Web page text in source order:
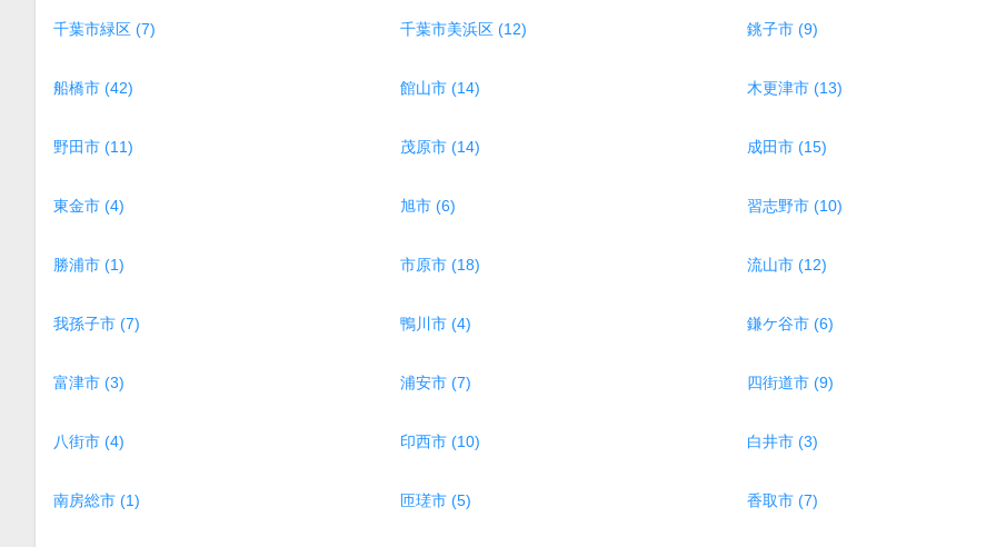
千葉市緑区 (7) 千葉市美浜区 (12) 銚子市 (9)
船橋市 (42) 館山市 (14) 木更津市 (13)
野田市 (11) 茂原市 (14) 成田市 (15)
東金市 (4) 旭市 (6) 習志野市 (10)
勝浦市 (1) 市原市 (18) 流山市 (12)
我孫子市 (7) 鴨川市 (4) 鎌ケ谷市 (6)
富津市 (3) 浦安市 (7) 四街道市 (9)
八街市 (4) 印西市 (10) 白井市 (3)
南房総市 (1) 匝瑳市 (5) 香取市 (7)